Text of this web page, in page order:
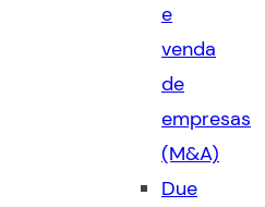
e
venda
de
empresas
(M&A)
Due